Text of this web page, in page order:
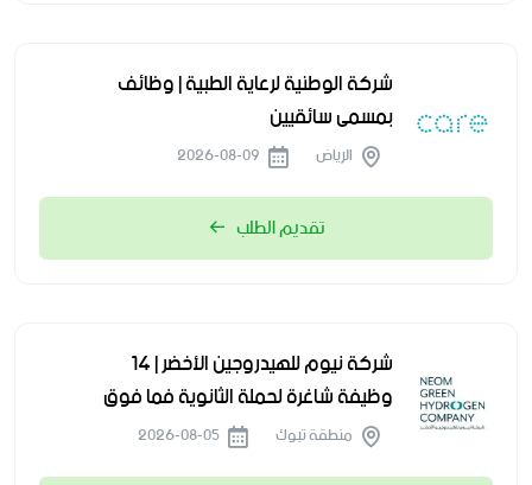
شركة الوطنية لرعاية الطبية | وظائف
بمسمى سائقيين
الرياض
تقديم الطلب
شركة نيوم للهيدروجين الأخضر | 14
وظيفة شاغرة لحملة الثانوية فما فوق
منطقة تبوك